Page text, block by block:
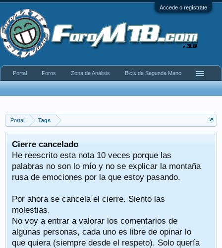
Accede o regístrate
Portal Tags
Cierre cancelado
He reescrito esta nota 10 veces porque las
palabras no son lo mío y no se explicar la montaña
rusa de emociones por la que estoy pasando.
Por ahora se cancela el cierre. Siento las
molestias.
No voy a entrar a valorar los comentarios de
algunas personas, cada uno es libre de opinar lo
que quiera (siempre desde el respeto). Solo quería
Portal Foros Zona de Análisis Bicis de Segunda Mano